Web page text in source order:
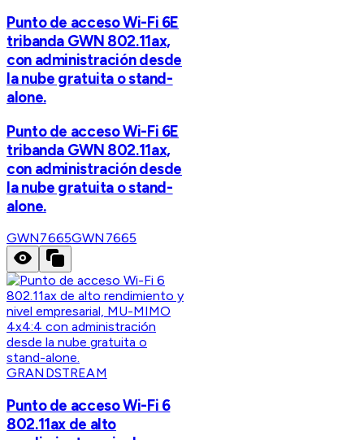
Punto de acceso Wi-Fi 6E
tribanda GWN 802.11ax,
con administración desde
la nube gratuita o stand-
alone.
Punto de acceso Wi-Fi 6E
tribanda GWN 802.11ax,
con administración desde
la nube gratuita o stand-
alone.
GWN7665GWN7665
GRANDSTREAM
Punto de acceso Wi-Fi 6
802.11ax de alto